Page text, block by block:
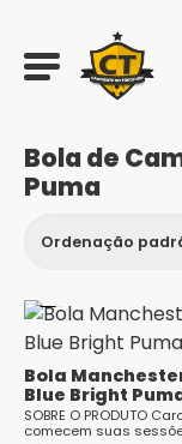
Bola de
Puma
Bola
Blue Bright
SOBRE O PRODUTO
comecem suas